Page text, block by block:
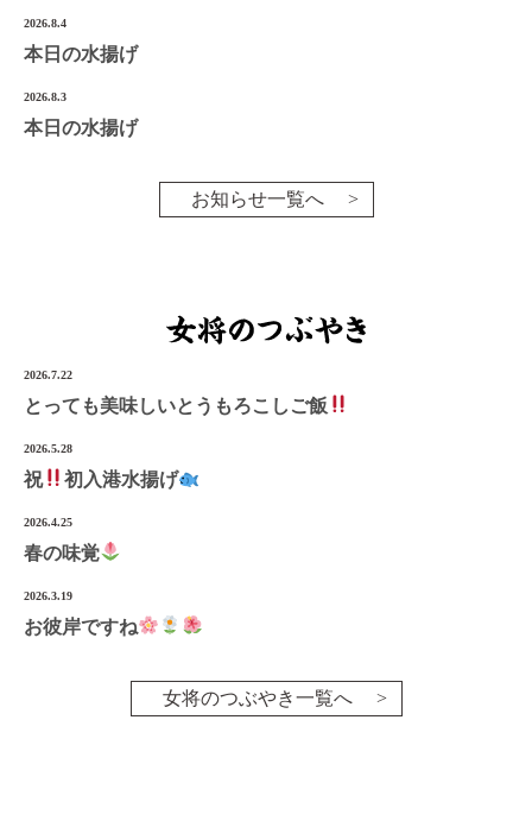
2026.8.4
本日の水揚げ
2026.8.3
本日の水揚げ
お知らせ一覧へ
2026.7.22
とっても美味しいとうもろこしご飯
2026.5.28
祝 初入港水揚げ
2026.4.25
春の味覚
2026.3.19
お彼岸ですね
女将のつぶやき一覧へ